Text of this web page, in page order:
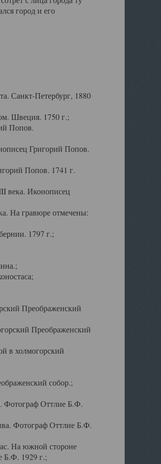
город и его
Санкт-Петербург, 1880
Швеция. 1750 г.;
Попов.
Григорий Попов.
Попов. 1741 г.
века. Иконописец
На гравюре отмечены:
1797 г.;
Преображенский
Преображенский
в холмогорский
собор.;
Фотограф Оттлие Б.Ф.
Фотограф Оттлие Б.Ф.
На южной стороне
Б.Ф. 1929 г.;